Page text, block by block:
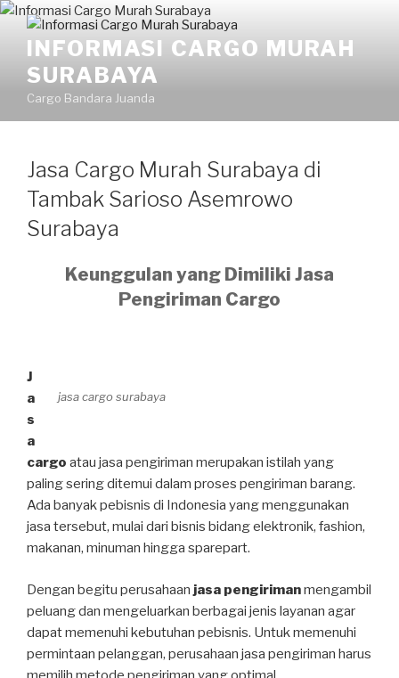
INFORMASI CARGO MURAH
SURABAYA
Cargo Bandara Juanda
Jasa Cargo Murah Surabaya di
Tambak Sarioso Asemrowo
Surabaya
Keunggulan yang Dimiliki Jasa
Pengiriman Cargo
jasa cargo surabaya
J
a
s
a
cargo atau jasa pengiriman merupakan istilah yang
paling sering ditemui dalam proses pengiriman barang.
Ada banyak pebisnis di Indonesia yang menggunakan
jasa tersebut, mulai dari bisnis bidang elektronik, fashion,
makanan, minuman hingga sparepart.
Dengan begitu perusahaan jasa pengirimanmengambil
peluang dan mengeluarkan berbagai jenis layanan agar
dapat memenuhi kebutuhan pebisnis. Untuk memenuhi
permintaan pelanggan, perusahaan jasa pengiriman harus